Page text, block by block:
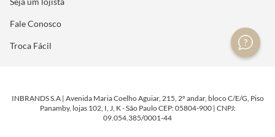
Fale Conosco
Troca Fácil
INBRANDS S.A | Avenida Maria Coelho Aguiar, 215, 2º andar, bloco C/E/G, Piso
Panamby, lojas 102, I, J, K - São Paulo CEP: 05804-900 | CNPJ:
09.054.385/0001-44